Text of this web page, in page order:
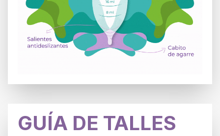
GUÍA DE TALLES